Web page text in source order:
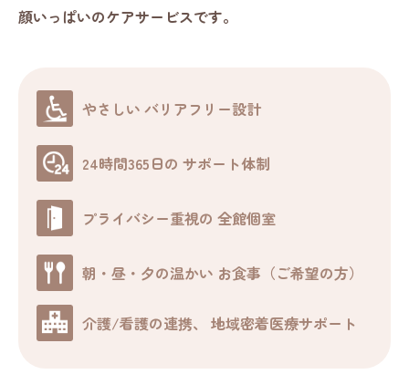
顔いっぱいのケアサービスです。
やさしいバリアフリー設計
24時間365日のサポート体制
プライバシー重視の全館個室
朝・昼・夕の温かい お食事（ご希望の方）
介護/看護の連携、地域密着医療サポート